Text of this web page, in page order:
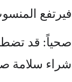
فيرتفع
صحياً: قد
شراء سلامة